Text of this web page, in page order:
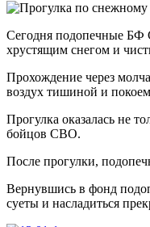
Сегодня подопечные БФ
хрустящим снегом и
Прохождение через
воздух тишиной и
Прогулка оказалась не
бойцов СВО.
После прогулки,
Вернувшись в фонд
суеты и насладиться